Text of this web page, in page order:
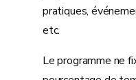
pratiques,
etc.
Le programme ne